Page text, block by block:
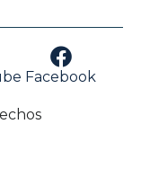
Facebook